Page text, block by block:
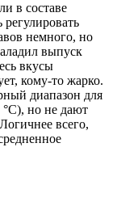
в составе
немного, но
выпуск
вкусы
кому-то жарко.
диапазон для
°C), но не дают
всего,